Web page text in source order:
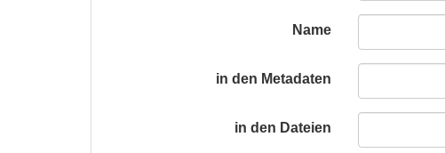
Name
in den Metadaten
in den Dateien